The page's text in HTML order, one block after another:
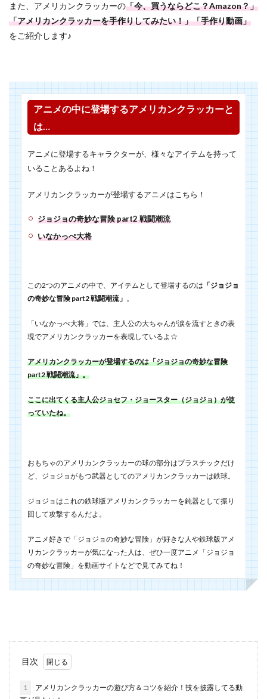
また、アメリカンクラッカーの「今、買うならどこ？Amazon？」
「アメリカンクラッカーを手作りしてみたい！」「手作り動画」
をご紹介します♪
アニメの中に登場するアメリカンクラッカーと
は…
アニメに登場するキャラクターが、様々なアイテムを持って
いることあるよね！
アメリカンクラッカーが登場するアニメはこちら！
ジョジョの奇妙な冒険 part2 戦闘潮流
いなかっぺ大将
この2つのアニメの中で、アイテムとして登場するのは 「ジョジョ
の奇妙な冒険 part2 戦闘潮流」 。
「いなかっぺ大将」では、主人公の大ちゃんが涙を流すときの表
現でアメリカンクラッカーを表現しているよ☆
アメリカンクラッカーが登場するのは「ジョジョの奇妙な冒険
part2 戦闘潮流」。
ここに出てくる主人公ジョセフ・ジョースター（ジョジョ）が使
っていたね。
おもちゃのアメリカンクラッカーの球の部分はプラスチックだけ
ど、ジョジョがもつ武器としてのアメリカンクラッカーは鉄球。
ジョジョはこれの鉄球版アメリカンクラッカーを鈍器として振り
回して攻撃するんだよ。
アニメ好きで「ジョジョの奇妙な冒険」が好きな人や鉄球版アメ
リカンクラッカーが気になった人は、ぜひ一度アニメ「ジョジョ
の奇妙な冒険」を動画サイトなどで見てみてね！
目次
1
アメリカンクラッカーの遊び方＆コツを紹介！技を披露してる動